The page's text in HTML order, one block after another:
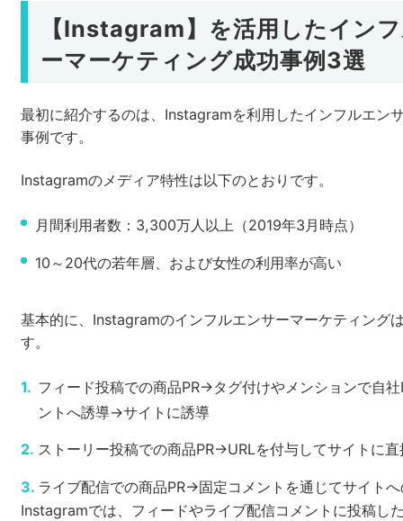
【Instagram】を活用したイン
ーマーケティング成功事例3選
最初に紹介するのは、Instagramを利用したインフルエン
事例です。
Instagramのメディア特性は以下のとおりです。
月間利用者数：3,300万人以上（2019年3月時点）
10～20代の若年層、および女性の利用率が高い
基本的に、Instagramのインフルエンサーマーケティング
す。
フィード投稿での商品PR→タグ付けやメンションで自
ントへ誘導→サイトに誘導
ストーリー投稿での商品PR→URLを付与してサイトに
ライブ配信での商品PR→固定コメントを通じてサイト
Instagramでは、フィードやライブ配信コメントに投稿し